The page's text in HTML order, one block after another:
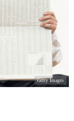
Getty Images